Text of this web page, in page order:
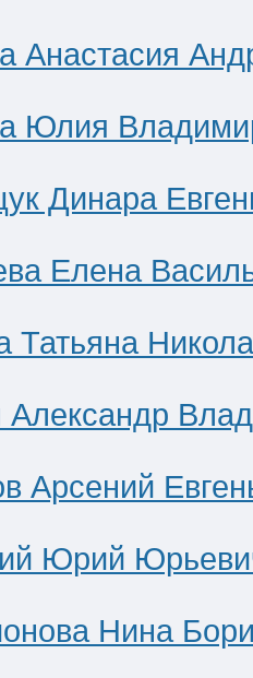
Анастасия
Юлия
Динара
Елена
Татьяна
Александр
Арсений
Юрий
Нина